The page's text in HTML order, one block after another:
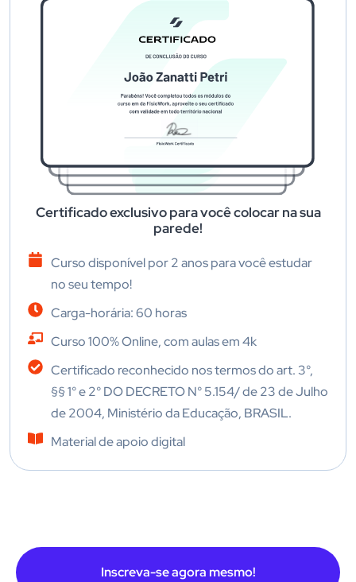
Certificado exclusivo para você colocar na sua
parede!
Curso disponível por 2 anos para você estudar
no seu tempo!
Carga-horária: 60 horas
Curso 100% Online, com aulas em 4k
Certificado reconhecido nos termos do art. 3°,
§§ 1° e 2° DO DECRETO N° 5.154/ de 23 de Julho
de 2004, Ministério da Educação, BRASIL.
Material de apoio digital
Inscreva-se agora mesmo!